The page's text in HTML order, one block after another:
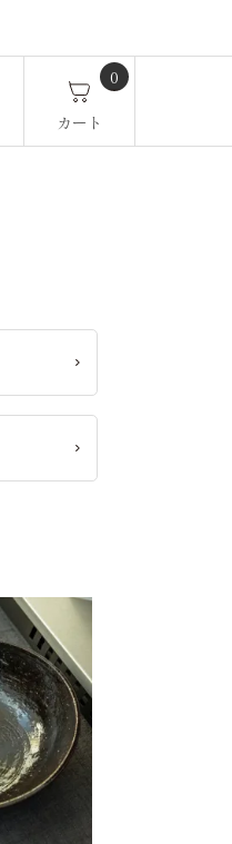
0
カート